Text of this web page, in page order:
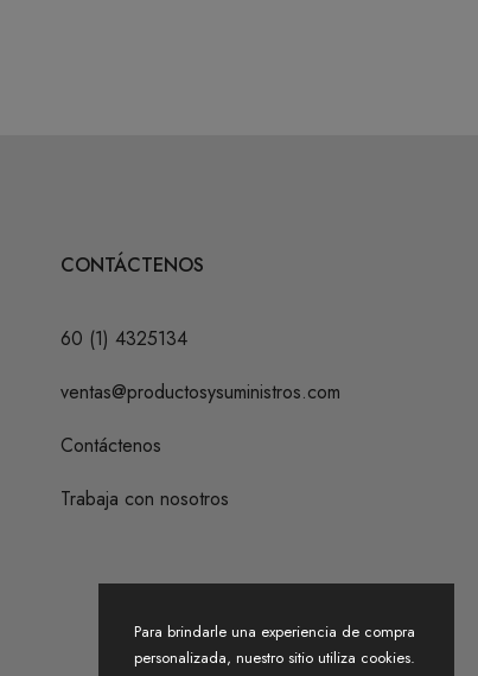
CONTÁCTENOS
60 (1) 4325134
ventas@productosysuministros.com
Contáctenos
Trabaja con nosotros
Para brindarle una experiencia de compra
personalizada, nuestro sitio utiliza cookies.